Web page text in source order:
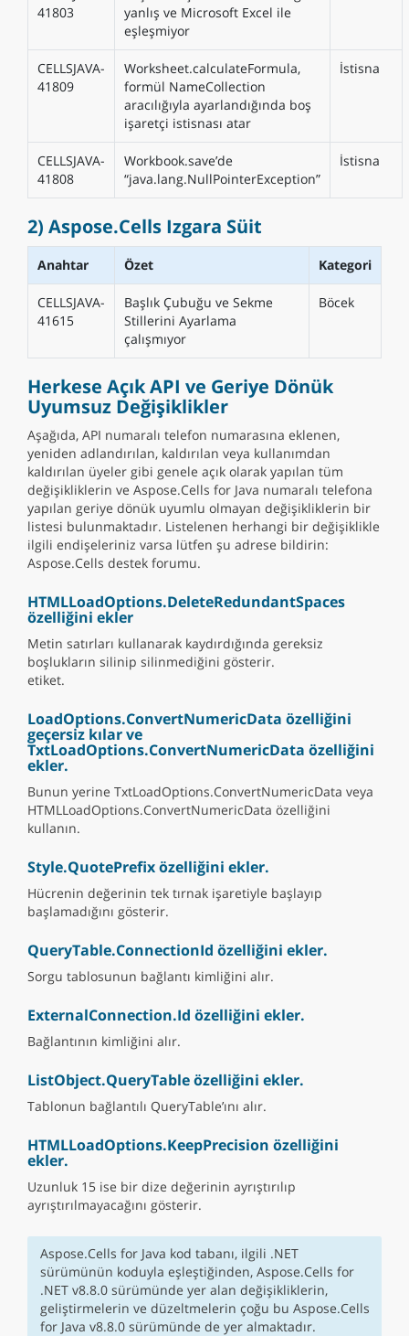
41803
yanlış ve Microsoft Excel ile
eşleşmiyor
CELLSJAVA-
41809
Worksheet.calculateFormula,
formül NameCollection
aracılığıyla ayarlandığında boş
işaretçi istisnası atar
İstisna
CELLSJAVA-
41808
Workbook.save’de
“java.lang.NullPointerException”
İstisna
2) Aspose.Cells Izgara Süit
Anahtar Özet Kategori
CELLSJAVA-
41615
Başlık Çubuğu ve Sekme
Stillerini Ayarlama
çalışmıyor
Böcek
Herkese Açık API ve Geriye Dönük
Uyumsuz Değişiklikler
Aşağıda, API numaralı telefon numarasına eklenen,
yeniden adlandırılan, kaldırılan veya kullanımdan
kaldırılan üyeler gibi genele açık olarak yapılan tüm
değişikliklerin ve Aspose.Cells for Java numaralı telefona
yapılan geriye dönük uyumlu olmayan değişikliklerin bir
listesi bulunmaktadır. Listelenen herhangi bir değişiklikle
ilgili endişeleriniz varsa lütfen şu adrese bildirin:
Aspose.Cells destek forumu.
HTMLLoadOptions.DeleteRedundantSpaces
özelliğini ekler
Metin satırları kullanarak kaydırdığında gereksiz
boşlukların silinip silinmediğini gösterir.
etiket.
LoadOptions.ConvertNumericData özelliğini
geçersiz kılar ve
TxtLoadOptions.ConvertNumericData özelliğini
ekler.
Bunun yerine TxtLoadOptions.ConvertNumericData veya
HTMLLoadOptions.ConvertNumericData özelliğini
kullanın.
Style.QuotePrefix özelliğini ekler.
Hücrenin değerinin tek tırnak işaretiyle başlayıp
başlamadığını gösterir.
QueryTable.ConnectionId özelliğini ekler.
Sorgu tablosunun bağlantı kimliğini alır.
ExternalConnection.Id özelliğini ekler.
Bağlantının kimliğini alır.
ListObject.QueryTable özelliğini ekler.
Tablonun bağlantılı QueryTable’ını alır.
HTMLLoadOptions.KeepPrecision özelliğini
ekler.
Uzunluk 15 ise bir dize değerinin ayrıştırılıp
ayrıştırılmayacağını gösterir.
Aspose.Cells for Java kod tabanı, ilgili .NET
sürümünün koduyla eşleştiğinden, Aspose.Cells for
.NET v8.8.0 sürümünde yer alan değişikliklerin,
geliştirmelerin ve düzeltmelerin çoğu bu Aspose.Cells
for Java v8.8.0 sürümünde de yer almaktadır.